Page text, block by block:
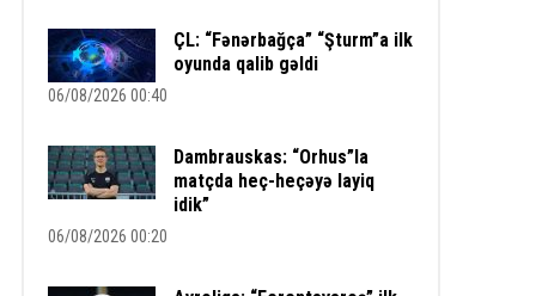
ÇL: “Fənərbağça” “Şturm”a ilk
oyunda qalib gəldi
06/08/2026 00:40
Dambrauskas: “Orhus”la
matçda heç-heçəyə layiq
idik”
06/08/2026 00:20